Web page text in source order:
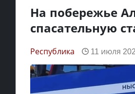
На побережье
спасательную
Республика 11 июля